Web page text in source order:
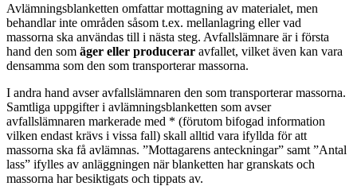
Avlämningsblanketten omfattar mottagning av materialet, men
behandlar inte områden såsom t.ex. mellanlagring eller vad
massorna ska användas till i nästa steg. Avfallslämnare är i första
hand den som äger eller producerar avfallet, vilket även kan vara
densamma som den som transporterar massorna.
I andra hand avser avfallslämnaren den som transporterar massorna.
Samtliga uppgifter i avlämningsblanketten som avser
avfallslämnaren markerade med * (förutom bifogad information
vilken endast krävs i vissa fall) skall alltid vara ifyllda för att
massorna ska få avlämnas. ”Mottagarens anteckningar” samt ”Antal
lass” ifylles av anläggningen när blanketten har granskats och
massorna har besiktigats och tippats av.